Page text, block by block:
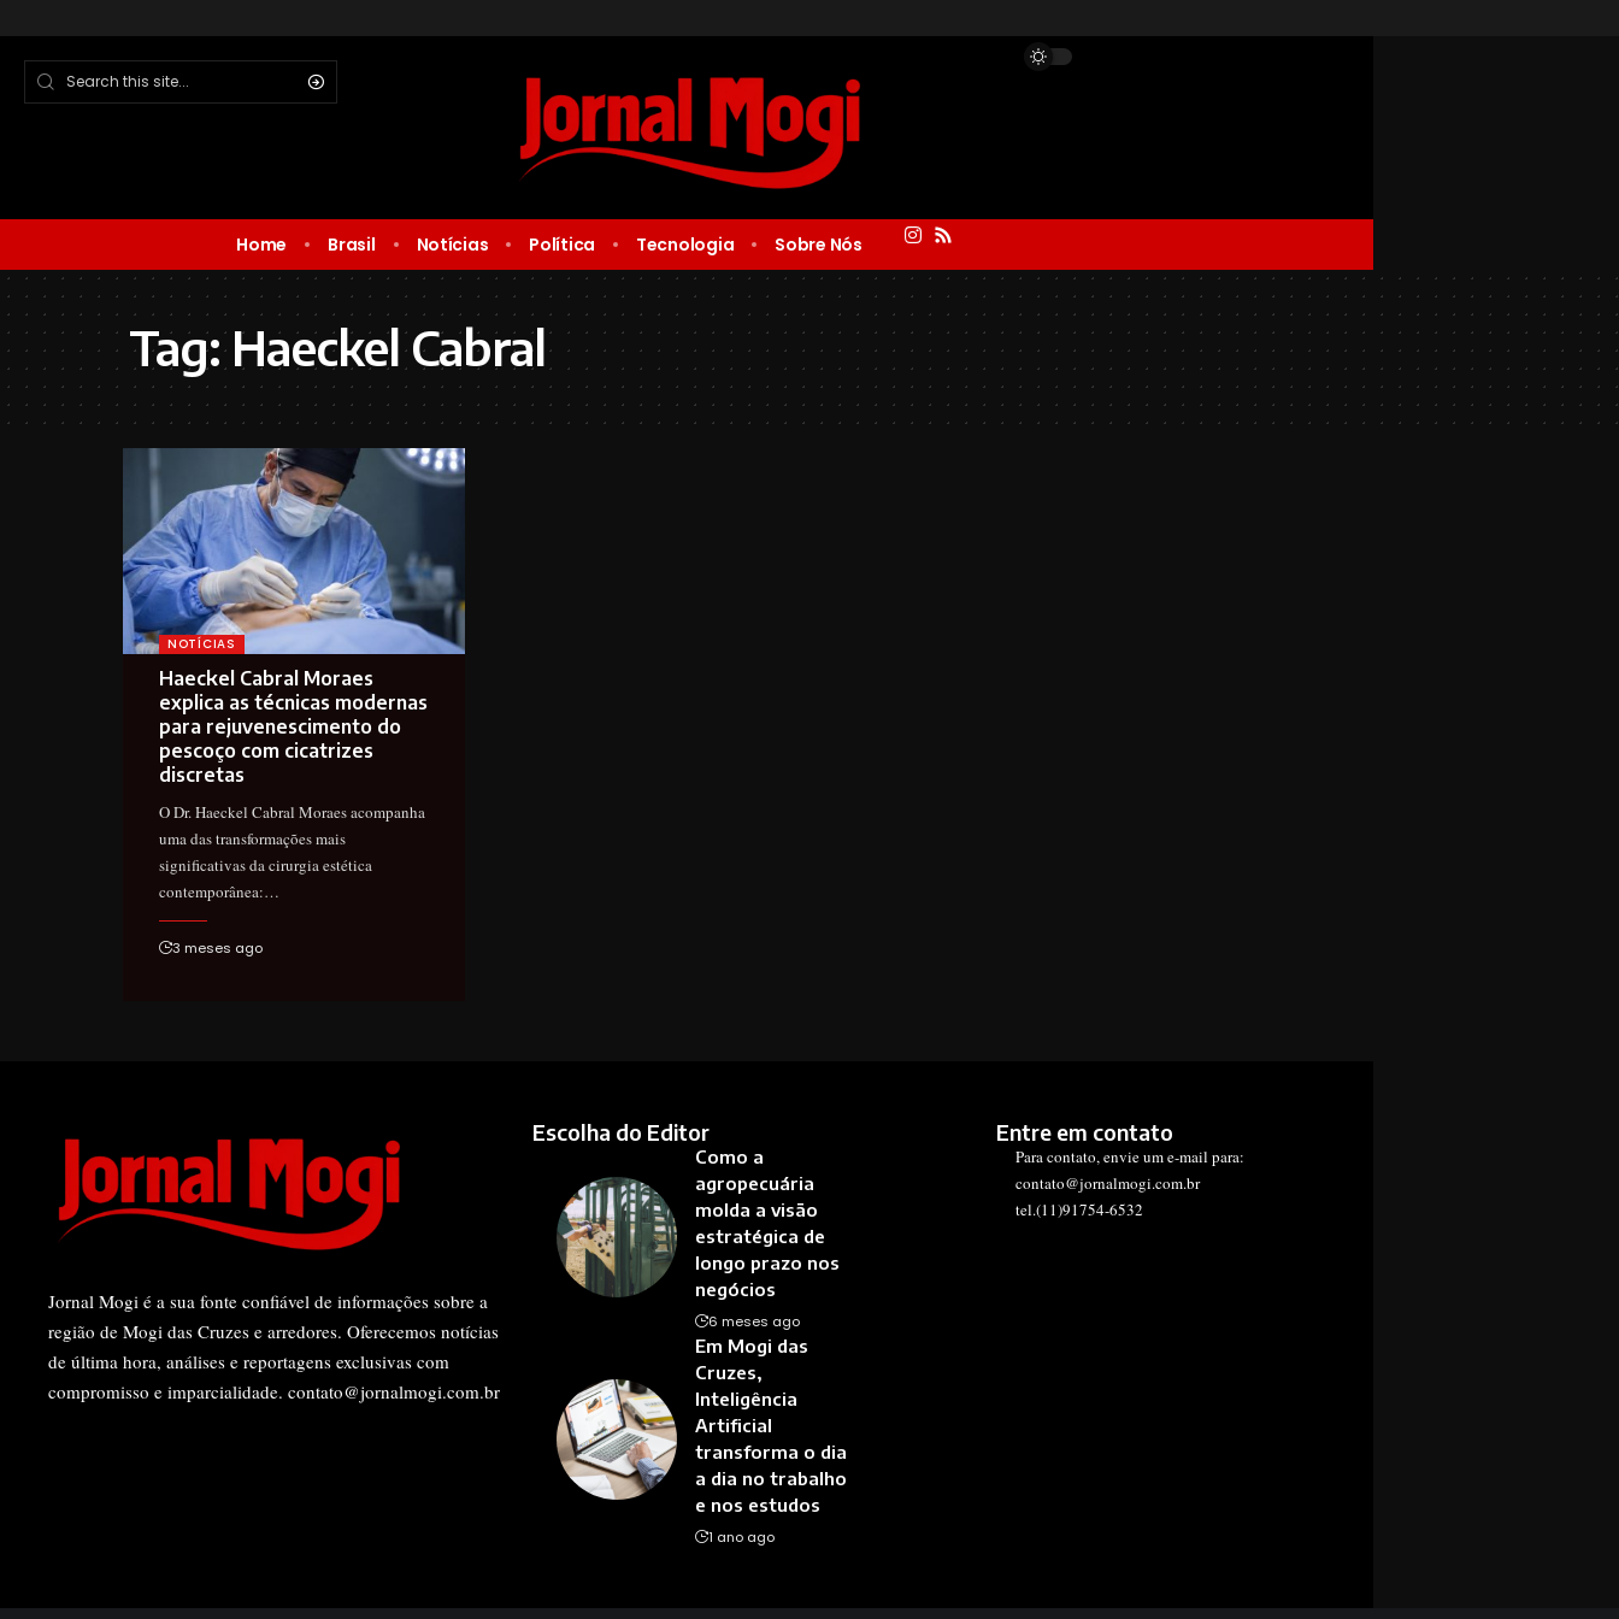
Home Brasil Notícias Política Tecnologia Sobre Nós
Tag:Haeckel Cabral
NOTÍCIAS
Haeckel Cabral Moraes
explica as técnicas modernas
para rejuvenescimento do
pescoço com cicatrizes
discretas
O Dr. Haeckel Cabral Moraes acompanha
uma das transformações mais
significativas da cirurgia estética
contemporânea:…
3 meses ago
Jornal Mogi é a sua fonte confiável de informações sobre a
região de Mogi das Cruzes e arredores. Oferecemos notícias
de última hora, análises e reportagens exclusivas com
compromisso e imparcialidade. contato@jornalmogi.com.br
Escolha do Editor
Como a
agropecuária
molda a visão
estratégica de
longo prazo nos
negócios
6 meses ago
Em Mogi das
Cruzes,
Inteligência
Artificial
transforma o dia
a dia no trabalho
e nos estudos
1 ano ago
Entre em contato
Para contato, envie um e-mail para:
contato@jornalmogi.com.br
tel.(11)91754-6532